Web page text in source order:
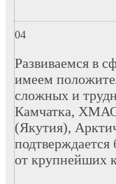
Развиваемся в
имеем
сложных и
Камчатка,
(Якутия),
от крупнейших